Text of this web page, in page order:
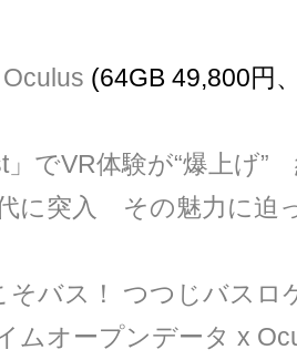
(64GB 49,800円
」でVR体験が“爆上げ
に突入 その魅力に迫
そバス！ つつじバスロ
ムオープンデータ x